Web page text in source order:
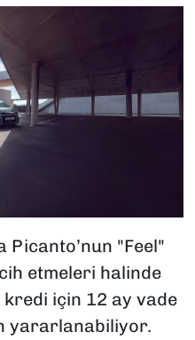
Picanto’nun "Feel"
etmeleri halinde
için 12 ay vade
yararlanabiliyor.